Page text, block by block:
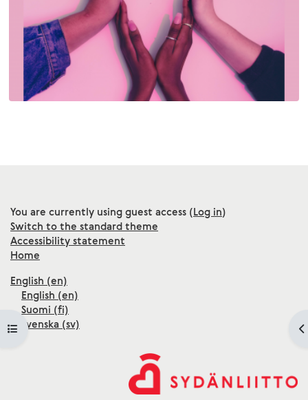
Open course index
You are currently using guest access (Log in)
Switch to the standard theme
Accessibility statement
Home
English ‎(en)‎
English ‎(en)‎
Suomi ‎(fi)‎
Svenska ‎(sv)‎